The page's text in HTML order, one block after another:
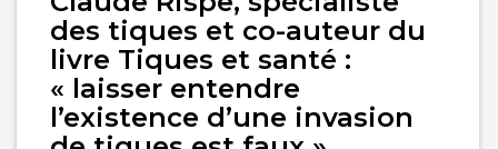
des tiques et co-auteur du
livre Tiques et santé :
« laisser entendre
l’existence d’une invasion